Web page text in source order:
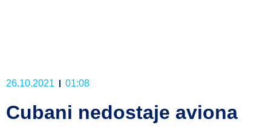
26.10.2021 01:08
Cubani nedostaje aviona